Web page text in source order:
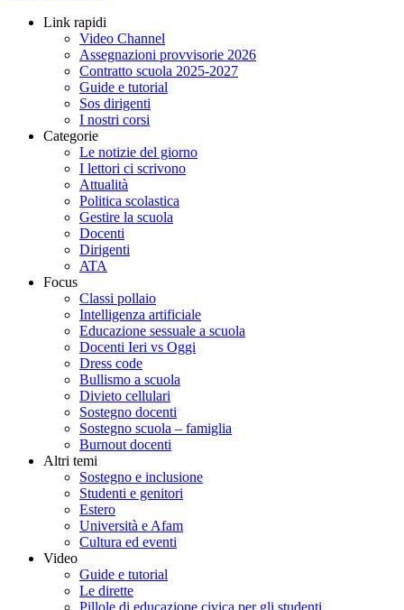
Link rapidi
Video Channel
Assegnazioni provvisorie 2026
Contratto scuola 2025-2027
Guide e tutorial
Sos dirigenti
I nostri corsi
Categorie
Le notizie del giorno
I lettori ci scrivono
Attualità
Politica scolastica
Gestire la scuola
Docenti
Dirigenti
ATA
Focus
Classi pollaio
Intelligenza artificiale
Educazione sessuale a scuola
Docenti Ieri vs Oggi
Dress code
Bullismo a scuola
Divieto cellulari
Sostegno docenti
Sostegno scuola – famiglia
Burnout docenti
Altri temi
Sostegno e inclusione
Studenti e genitori
Estero
Università e Afam
Cultura ed eventi
Video
Guide e tutorial
Le dirette
Pillole di educazione civica per gli studenti